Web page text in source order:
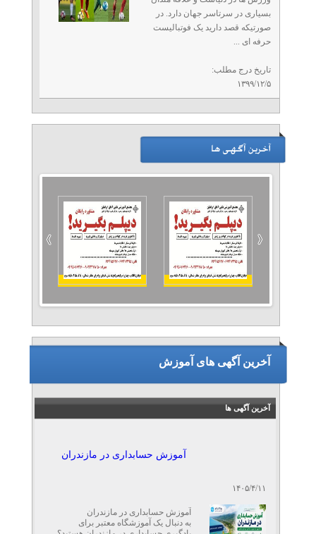
بسیاری در سرتاسر جهان دارد. در
صورتیکه قصد دارید یک فوتبالیست
حرفه ای ...
تاریخ درج مطلب:
۱۳۹۹/۱۲/۵
آخرین آگهی های آموزش
آخرین آگهی ها
۱۴۰۵/۴/۱۱
آموزش حسابداری در مازندران
آموزش حسابداری در مازندران
به دنبال یک آموزشگاه معتبر برای